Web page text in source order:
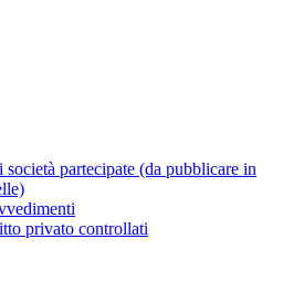
società partecipate (da pubblicare in
privato controllati